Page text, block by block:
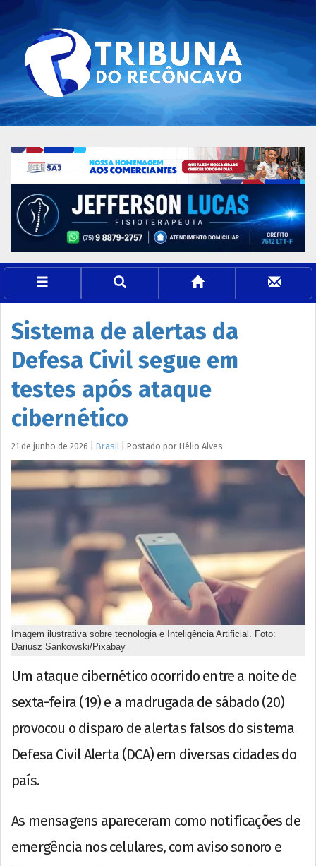
Sistema de alertas da
Defesa Civil segue em
testes após ataque
cibernético
21 de junho de 2026 Brasil Postado por Hélio Alves
Imagem ilustrativa sobre tecnologia e Inteligência Artificial. Foto:
Dariusz Sankowski/Pixabay
Um ataque cibernético ocorrido entre a noite de
sexta-feira (19) e a madrugada de sábado (20)
provocou o disparo de alertas falsos do sistema
Defesa Civil Alerta (DCA) em diversas cidades do
país.
As mensagens apareceram como notificações de
emergência nos celulares, com aviso sonoro e